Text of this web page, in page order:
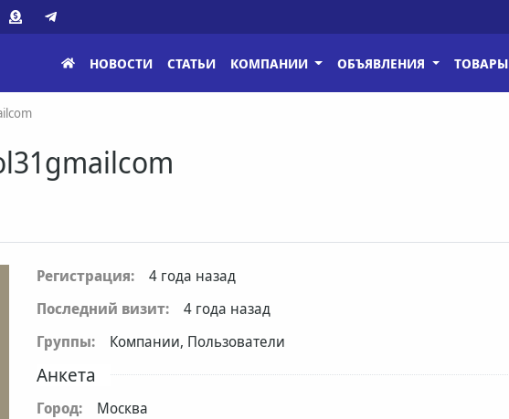
НОВОСТИ СТАТЬИ КОМПАНИИ ОБЪЯВЛЕНИЯ ТОВАРЫ
Регистрация:
4 года назад
Последний визит:
4 года назад
Группы:
Компании, Пользователи
Анкета
Город: Москва